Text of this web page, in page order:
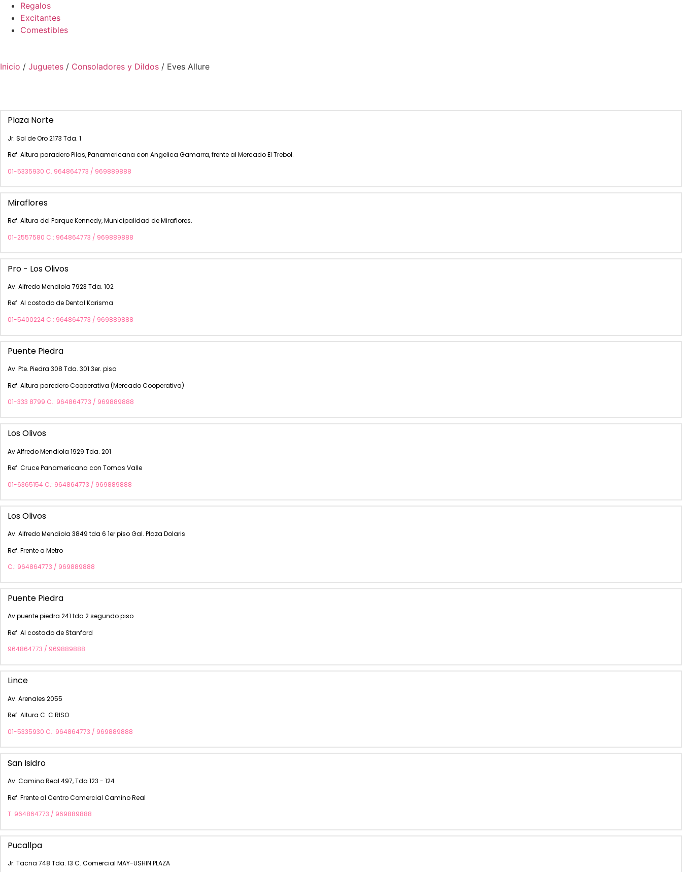
Regalos
Excitantes
Comestibles
Inicio / Juguetes / Consoladores y Dildos / Eves Allure
Plaza Norte
Jr. Sol de Oro 2173 Tda. 1
Ref. Altura paradero Pilas, Panamericana con Angelica Gamarra, frente al Mercado El Trebol.
01-5335930 C. 964864773 / 969889888
Miraflores
Ref. Altura del Parque Kennedy, Municipalidad de Miraflores.
01-2557580 C.: 964864773 / 969889888
Pro - Los Olivos
Av. Alfredo Mendiola 7923 Tda. 102
Ref. Al costado de Dental Karisma
01-5400224 C.: 964864773 / 969889888
Puente Piedra
Av. Pte. Piedra 308 Tda. 301 3er. piso
Ref. Altura paredero Cooperativa (Mercado Cooperativa)
01-333 8799 C.: 964864773 / 969889888
Los Olivos
Av Alfredo Mendiola 1929 Tda. 201
Ref. Cruce Panamericana con Tomas Valle
01-6365154 C.: 964864773 / 969889888
Los Olivos
Av. Alfredo Mendiola 3849 tda 6 1er piso Gal. Plaza Dolaris
Ref. Frente a Metro
C.: 964864773 / 969889888
Puente Piedra
Av puente piedra 241 tda 2 segundo piso
Ref. Al costado de Stanford
964864773 / 969889888
Lince
Av. Arenales 2055
Ref. Altura C. C RISO
01-5335930 C.: 964864773 / 969889888
San Isidro
Av. Camino Real 497, Tda 123 - 124
Ref. Frente al Centro Comercial Camino Real
T. 964864773 / 969889888
Pucallpa
Jr. Tacna 748 Tda. 13 C. Comercial MAY-USHIN PLAZA